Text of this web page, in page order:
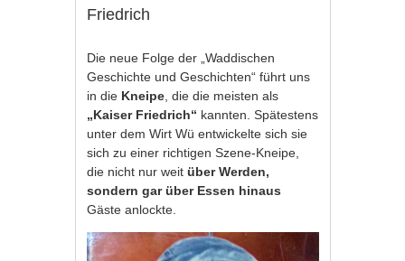
Friedrich
Die neue Folge der „Waddischen
Geschichte und Geschichten“ führt uns
in die Kneipe , die die meisten als
„Kaiser Friedrich“ kannten. Spätestens
unter dem Wirt Wü entwickelte sich sie
sich zu einer richtigen Szene-Kneipe,
die nicht nur weitüber Werden,
sondern gar über Essen hinaus
Gäste anlockte.